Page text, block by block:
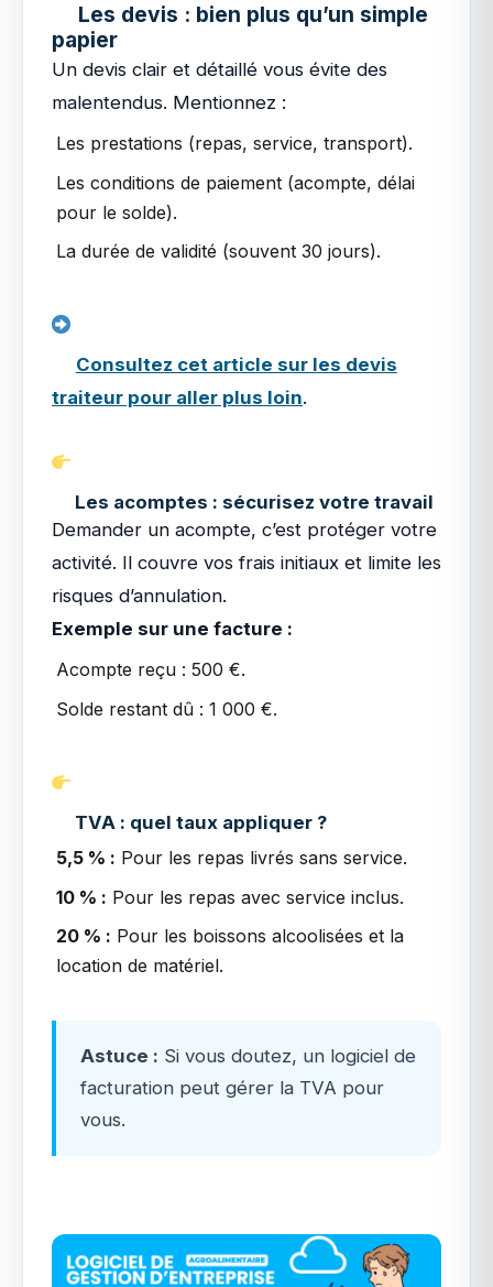
Les devis : bien plus qu’un simple
papier
Un devis clair et détaillé vous évite des
malentendus. Mentionnez :
Les prestations (repas, service, transport).
Les conditions de paiement (acompte, délai
pour le solde).
La durée de validité (souvent 30 jours).
Consultez cet article sur les devis
traiteur pour aller plus loin.
Les acomptes : sécurisez votre travail
Demander un acompte, c’est protéger votre
activité. Il couvre vos frais initiaux et limite les
risques d’annulation.
Exemple sur une facture :
Acompte reçu : 500 €.
Solde restant dû : 1 000 €.
TVA : quel taux appliquer ?
5,5 % : Pour les repas livrés sans service.
10 % : Pour les repas avec service inclus.
20 % : Pour les boissons alcoolisées et la
location de matériel.
Astuce : Si vous doutez, un logiciel de
facturation peut gérer la TVA pour
vous.